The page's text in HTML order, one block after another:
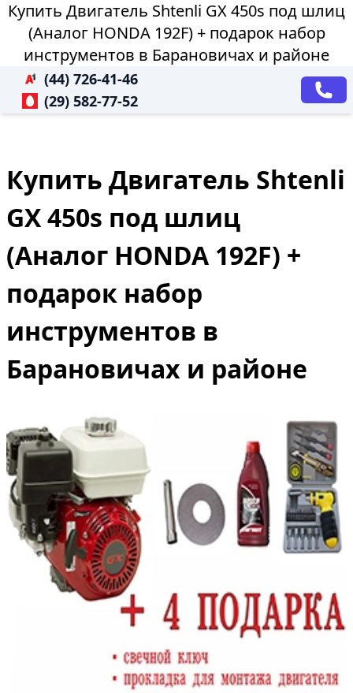
Купить Двигатель Shtenli GX 450s под шлиц
(Аналог HONDA 192F) + подарок набор
инструментов в Барановичах и районе
(44) 726-41-46
(29) 582-77-52
Купить Двигатель Shtenli
GX 450s под шлиц
(Аналог HONDA 192F) +
подарок набор
инструментов в
Барановичах и районе